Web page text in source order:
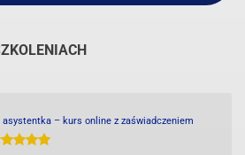
– kurs online z zaświadczeniem